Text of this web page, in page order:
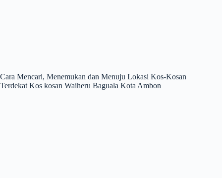
Cara Mencari, Menemukan dan Menuju Lokasi Kos-Kosan
Terdekat Kos kosan Waiheru Baguala Kota Ambon